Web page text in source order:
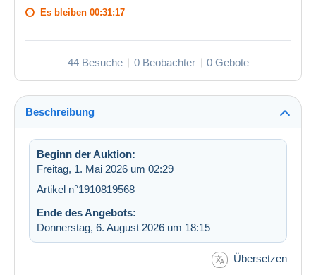
Es bleiben 00:31:16
44 Besuche 0 Beobachter 0 Gebote
Beschreibung
Beginn der Auktion:
Freitag, 1. Mai 2026 um 02:29
Artikel n°1910819568
Ende des Angebots:
Donnerstag, 6. August 2026 um 18:15
Übersetzen